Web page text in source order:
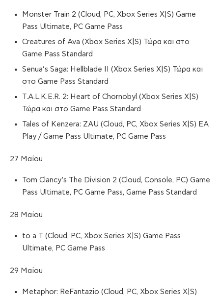
Monster Train 2 (Cloud, PC, Xbox Series X|S) Game
Pass Ultimate, PC Game Pass
Creatures of Ava (Xbox Series X|S) Τώρα και στο
Game Pass Standard
Senua’s Saga: Hellblade II (Xbox Series X|S) Τώρα και
στο Game Pass Standard
T.A.L.K.E.R. 2: Heart of Chornobyl (Xbox Series X|S)
Τώρα και στο Game Pass Standard
Tales of Kenzera: ZAU (Cloud, PC, Xbox Series X|S) EA
Play / Game Pass Ultimate, PC Game Pass
27 Μαΐου
Tom Clancy’s The Division 2 (Cloud, Console, PC) Game
Pass Ultimate, PC Game Pass, Game Pass Standard
28 Μαΐου
to a T (Cloud, PC, Xbox Series X|S) Game Pass
Ultimate, PC Game Pass
29 Μαΐου
Metaphor: ReFantazio (Cloud, PC, Xbox Series X|S)